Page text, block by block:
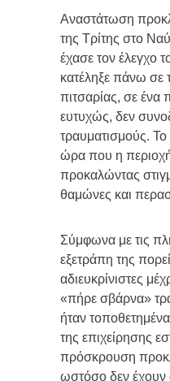
Αναστάτωση
της Τρίτης στο
έχασε τον έλεγχο
κατέληξε πάνω σε
πιτσαρίας, σε ένα
ευτυχώς, δεν
τραυματισμούς.
ώρα που η
προκαλώντας
θαμώνες και
Σύμφωνα με τις
εξετράπη της
αδιευκρίνιστες
«πήρε σβάρνα»
ήταν
της επιχείρησης
πρόσκρουση
ωστόσο δεν έχουν